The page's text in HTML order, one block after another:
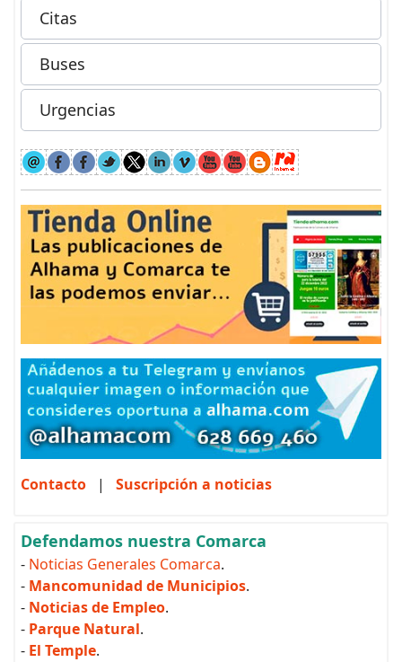
Citas
Buses
Urgencias
Contacto | Suscripción a noticias
Defendamos nuestra Comarca
- Noticias Generales Comarca.
- Mancomunidad de Municipios.
- Noticias de Empleo.
- Parque Natural.
- El Temple.